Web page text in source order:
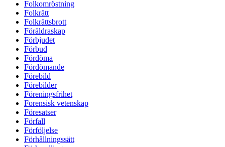
Folkomröstning
Folkrätt
Folkrättsbrott
Föräldraskap
Förbjudet
Förbud
Fördöma
Fördömande
Förebild
Förebilder
Föreningsfrihet
Forensisk vetenskap
Föresatser
Förfall
Förföljelse
Förhållningssätt